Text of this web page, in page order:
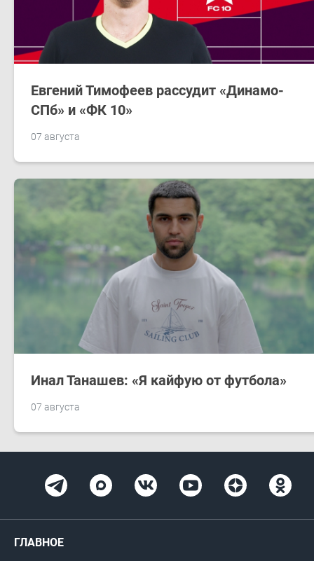
07 августа
Евгений Тимофеев рассудит «Динамо-
СПб» и «ФК 10»
07 августа
Инал Танашев: «Я кайфую от футбола»
ГЛАВНОЕ